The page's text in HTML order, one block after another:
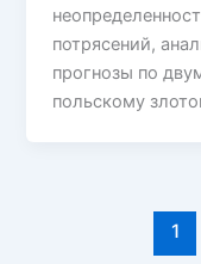
потрясений,
прогнозы по
польскому
1